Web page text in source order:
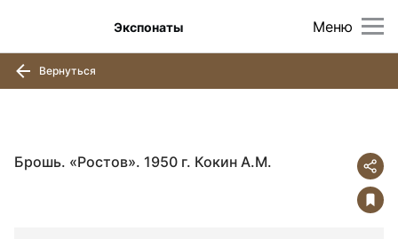
Меню
Экспонаты
Вернуться
Брошь. «Ростов». 1950 г. Кокин А.М.